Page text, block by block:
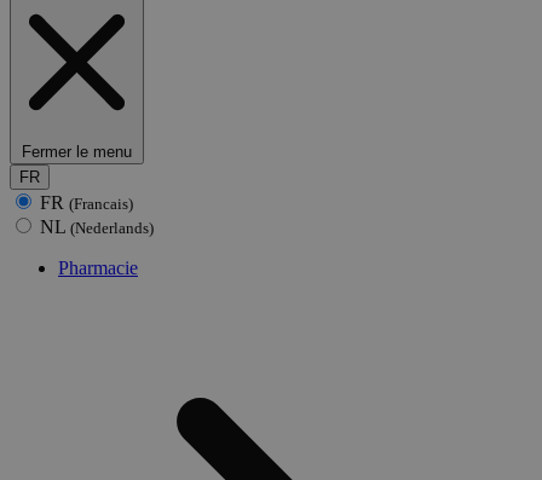
Fermer le menu
FR
FR (Francais)
NL (Nederlands)
Pharmacie